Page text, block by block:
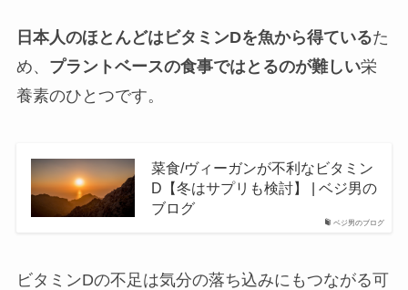
日本人のほとんどはビタミンDを魚から得ているた
め、 プラントベースの食事ではとるのが難しい栄
養素のひとつです。
ベジ男のブログ
菜食/ヴィーガンが不利なビタミン
D【冬はサプリも検討】 | ベジ男の
ブログ
ビタミンDの不足は気分の落ち込みにもつながる可